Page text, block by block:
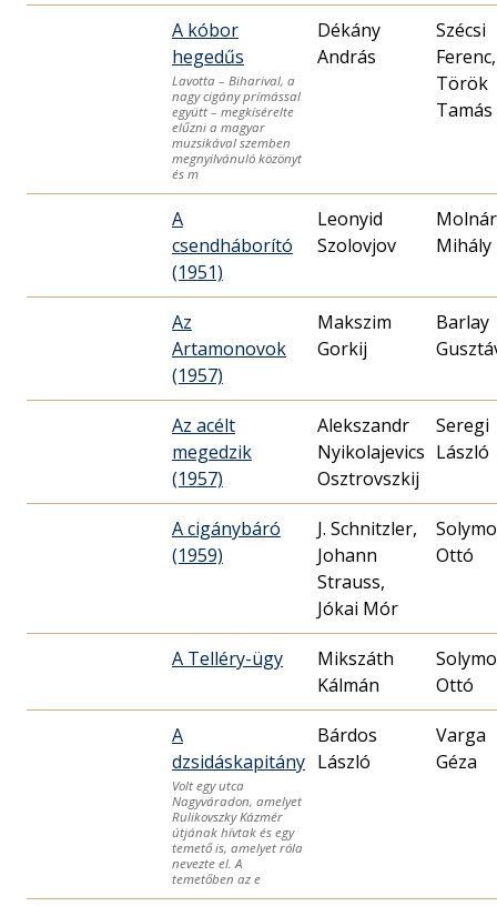
A kóbor
hegedűs
Lavotta – Biharival, a
nagy cigány prímással
együtt – megkísérelte
elűzni a magyar
muzsikával szemben
megnyilvánuló közönyt
és m
Dékány
András
Szécsi
Ferenc,
Török
Tamás
A
csendháborító
(1951)
Leonyid
Szolovjov
Molnár
Mihály
Az
Artamonovok
(1957)
Makszim
Gorkij
Barlay
Az acélt
megedzik
(1957)
Alekszandr
Nyikolajevics
Osztrovszkij
Seregi
László
A cigánybáró
(1959)
J. Schnitzler,
Johann
Strauss,
Jókai Mór
Ottó
A Telléry-ügy
Mikszáth
Kálmán
Ottó
A
dzsidáskapitány
Volt egy utca
Nagyváradon, amelyet
Rulikovszky Kázmér
útjának hívtak és egy
temető is, amelyet róla
nevezte el. A
temetőben az e
Bárdos
László
Varga
Géza